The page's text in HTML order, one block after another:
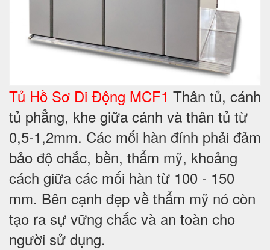
Tủ Hồ Sơ Di Động MCF1 Thân tủ, cánh
tủ phẳng, khe giữa cánh và thân tủ từ
0,5-1,2mm. Các mối hàn đính phải đảm
bảo độ chắc, bền, thẩm mỹ, khoảng
cách giữa các mối hàn từ 100 - 150
mm. Bên cạnh đẹp về thẩm mỹ nó còn
tạo ra sự vững chắc và an toàn cho
người sử dụng.